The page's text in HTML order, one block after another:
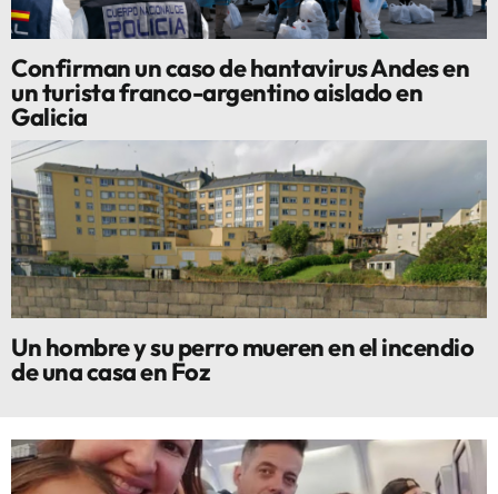
Confirman un caso de hantavirus Andes en
un turista franco-argentino aislado en
Galicia
Un hombre y su perro mueren en el incendio
de una casa en Foz